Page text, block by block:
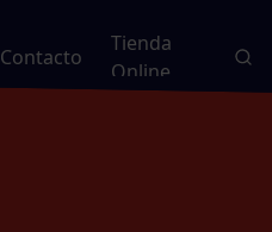
Contacto
Tienda
Online